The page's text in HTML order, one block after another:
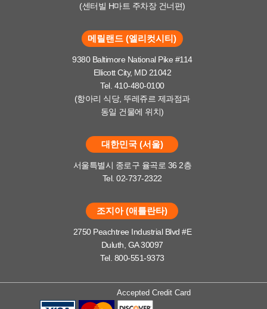
(센터빌 H마트 주차장 건너편)
메릴랜드 (엘리컷시티)
9380 Baltimore National Pike #114
Ellicott City, MD 21042
Tel. 410-480-0100
(항아리 식당, 뚜레쥬르 제과점과
동일 건물에 위치)
대한민국 (서울)
서울특별시 종로구 율곡로 36 2층
Tel. 02-737-2322
조지아 (애틀란타)
2750 Peachtree Industrial Blvd #E
Duluth, GA 30097
Tel. 800-551-9373
Accepted Credit Card